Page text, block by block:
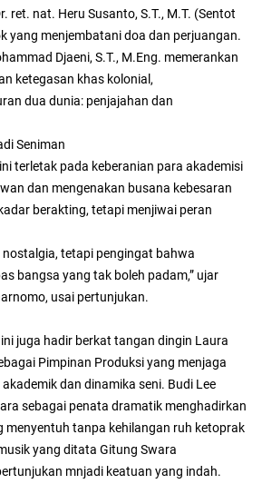
ret. nat. Heru Susanto, S.T., M.T. (Sentot
yang menjembatani doa dan perjuangan.
Djaeni, S.T., M.Eng. memerankan
ketegasan khas kolonial,
dua dunia: penjajahan dan
Seniman
terletak pada keberanian para akademisi
dan mengenakan busana kebesaran
berakting, tetapi menjiwai peran
nostalgia, tetapi pengingat bahwa
bangsa yang tak boleh padam,” ujar
usai pertunjukan.
juga hadir berkat tangan dingin Laura
Pimpinan Produksi yang menjaga
dan dinamika seni. Budi Lee
sebagai penata dramatik menghadirkan
menyentuh tanpa kehilangan ruh ketoprak
yang ditata Gitung Swara
mnjadi keatuan yang indah.